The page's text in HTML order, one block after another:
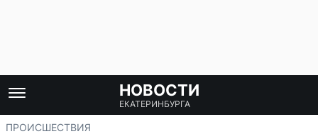
НОВОСТИ
ЕКАТЕРИНБУРГА
ПРОИСШЕСТВИЯ